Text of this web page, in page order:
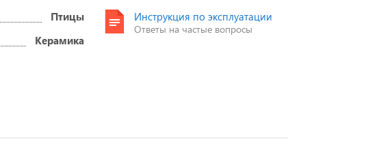
Птицы
Керамика
Инструкция по эксплуатации
Ответы на частые вопросы